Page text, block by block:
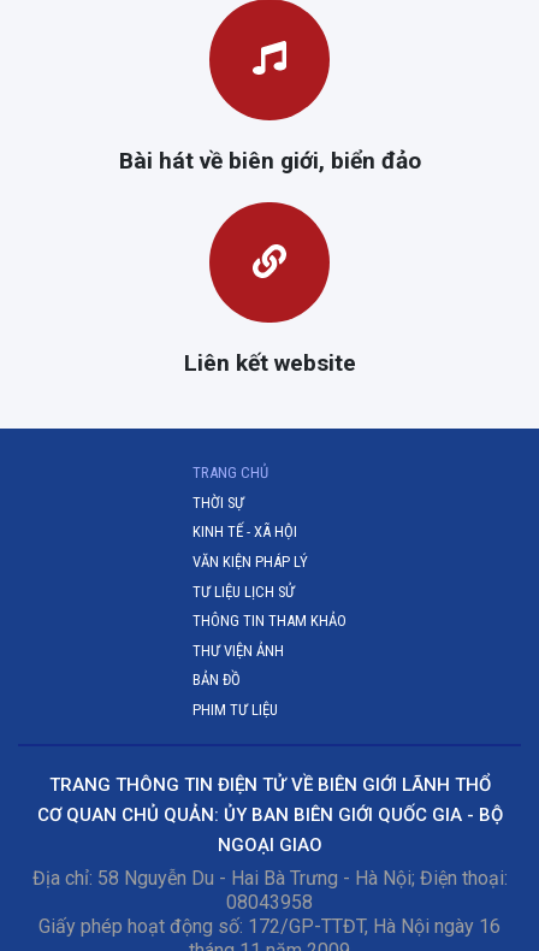
Bài hát về biên giới, biển đảo
Liên kết website
TRANG CHỦ(CURRENT)
THỜI SỰ
KINH TẾ - XÃ HỘI
VĂN KIỆN PHÁP LÝ
TƯ LIỆU LỊCH SỬ
THÔNG TIN THAM KHẢO
THƯ VIỆN ẢNH
BẢN ĐỒ
PHIM TƯ LIỆU
TRANG THÔNG TIN ĐIỆN TỬ VỀ BIÊN GIỚI LÃNH THỔ
CƠ QUAN CHỦ QUẢN: ỦY BAN BIÊN GIỚI QUỐC GIA - BỘ
NGOẠI GIAO
Địa chỉ: 58 Nguyễn Du - Hai Bà Trưng - Hà Nội; Điện thoại:
08043958
Giấy phép hoạt động số: 172/GP-TTĐT, Hà Nội ngày 16